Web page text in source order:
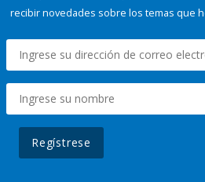
recibir novedades sobre los temas que
Regístrese